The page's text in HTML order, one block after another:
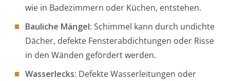
wie in Badezimmern oder Küchen, entstehen.
Bauliche Mängel: Schimmel kann durch undichte
Dächer, defekte Fensterabdichtungen oder Risse
in den Wänden gefördert werden.
Wasserlecks: Defekte Wasserleitungen oder